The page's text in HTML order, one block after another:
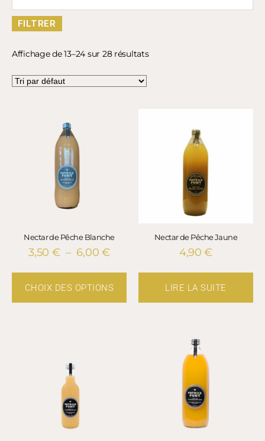
FILTRER
Affichage de 13–24 sur 28 résultats
Nectar de Pêche Blanche
3,50 € – 6,00 €
CHOIX DES OPTIONS
Nectar de Pêche Jaune
4,90€
LIRE LA SUITE